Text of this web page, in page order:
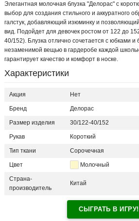
Элегантная молочная блузка "Делорас" с
выбор для создания стильного и аккуратного
галстук, добавляющий изюминку и
вид. Подойдет для девочек ростом от 122 до
40/152). Блузка отлично сочетается с юбками и
незаменимой вещью в гардеробе каждой
гарантирует качество и комфорт в носке.
Характеристики
Акция Нет
Бренд Делорас
Размер изделия 30/122-40/152
Рукав Короткий
Тип ткани Сорочечная
Цвет Молочный
Страна-
производитель
Китай
СЫГРАТЬ В ИГРУ!